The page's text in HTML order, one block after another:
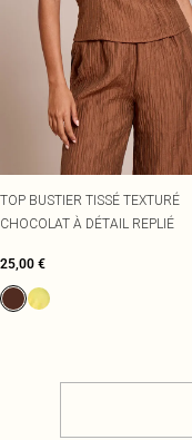
TOP BUSTIER TISSÉ TEXTURÉ
CHOCOLAT À DÉTAIL REPLIÉ
25,00 €